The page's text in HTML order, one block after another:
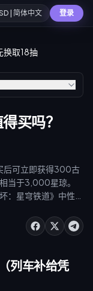
| 简体中文 登录
换取18抽
买吗？
后可立即获得300古
当于3,000星琼。
：星穹铁道》中性价
列车补给凭